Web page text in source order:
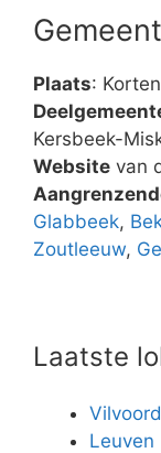
Plaats:
Kersbeek-
Website van
Glabbeek,
Zoutleeuw,
Laatste
Leuven